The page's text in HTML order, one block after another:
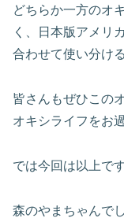
どちらか一方のオ
く、日本版アメリ
合わせて使い分け
皆さんもぜひこの
オキシライフをお
では今回は以上です
森のやまちゃんでし